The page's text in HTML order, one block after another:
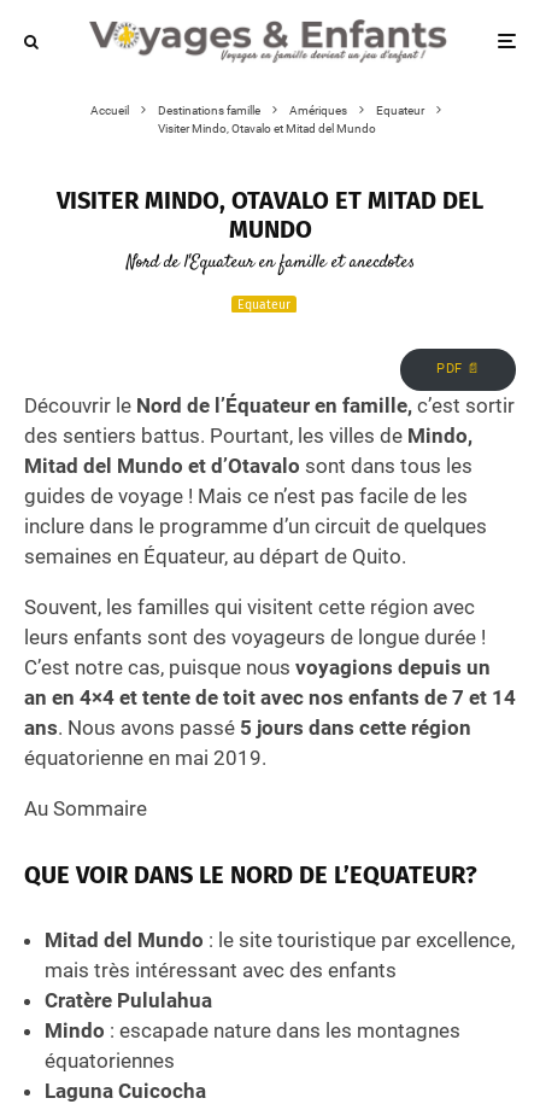
Accueil Destinations famille Amériques
Equateur
Visiter Mindo, Otavalo et Mitad del Mundo
VISITER MINDO, OTAVALO ET MITAD DEL
MUNDO
Nord de l'Equateur en famille et anecdotes
Equateur
PDF 📄
Découvrir le Nord de l’Équateur en famille, c’est sortir
des sentiers battus. Pourtant, les villes de Mindo,
Mitad del Mundo et d’Otavalo sont dans tous les
guides de voyage ! Mais ce n’est pas facile de les
inclure dans le programme d’un circuit de quelques
semaines en Équateur, au départ de Quito.
Souvent, les familles qui visitent cette région avec
leurs enfants sont des voyageurs de longue durée !
C’est notre cas, puisque nous voyagions depuis un
an en 4×4 et tente de toit avec nos enfants de 7 et 14
ans. Nous avons passé 5 jours dans cette région
équatorienne en mai 2019.
Au Sommaire
QUE VOIR DANS LE NORD DE L’EQUATEUR?
Mitad del Mundo : le site touristique par excellence,
mais très intéressant avec des enfants
Cratère Pululahua
Mindo : escapade nature dans les montagnes
équatoriennes
Laguna Cuicocha